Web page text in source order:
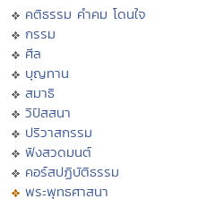
คติธรรม คำคม โดนใจ
กรรม
ศีล
บุญทาน
สมาธิ
วิปัสสนา
ปริวาสกรรม
ฟังสวดมนต์
คอร์สปฏิบัติธรรม
พระพุทธศาสนา